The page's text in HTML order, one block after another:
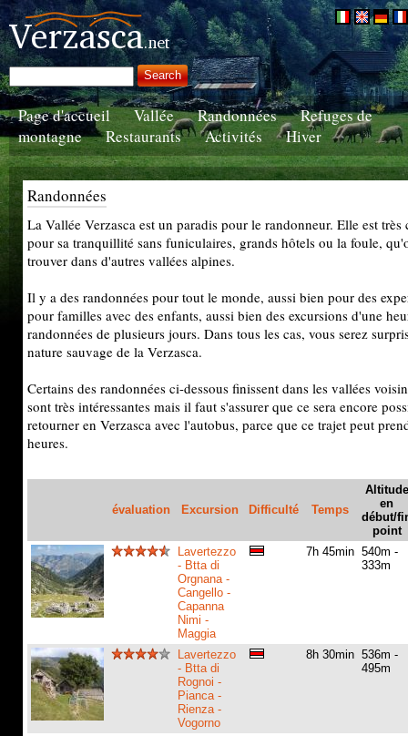
Page d'accueil Vallée Randonnées
Refuges de
montagne
Restaurants Activités Hiver
Randonnées
La Vallée Verzasca est un paradis pour le randonneur. Elle est très
pour sa tranquillité sans funiculaires, grands hôtels ou la foule,
trouver dans d'autres vallées alpines.
Il y a des randonnées pour tout le monde, aussi bien pour des
pour familles avec des enfants, aussi bien des excursions d'une
randonnées de plusieurs jours. Dans tous les cas, vous serez
nature sauvage de la Verzasca.
Certains des randonnées ci-dessous finissent dans les vallées
sont très intéressantes mais il faut s'assurer que ce sera encore
retourner en Verzasca avec l'autobus, parce que ce trajet peut
heures.
évaluation Excursion Difficulté Temps
Altitude
en
début/
point
Lavertezzo
- Btta di
Orgnana -
Cangello -
Capanna
Nimi -
Maggia
7h 45min 540m -
333m
Lavertezzo
- Btta di
Rognoi -
Pianca -
Rienza -
Vogorno
8h 30min 536m -
495m